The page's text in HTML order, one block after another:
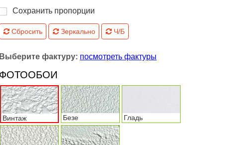
Сохранить пропорции
Сбросить Зеркально Ч/Б
Выберите фактуру: посмотреть фактуры
ФОТООБОИ
Винтаж Безе Гладь